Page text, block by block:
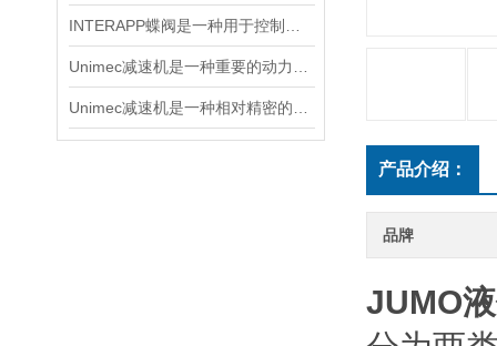
产品介绍：
品牌
JUMO